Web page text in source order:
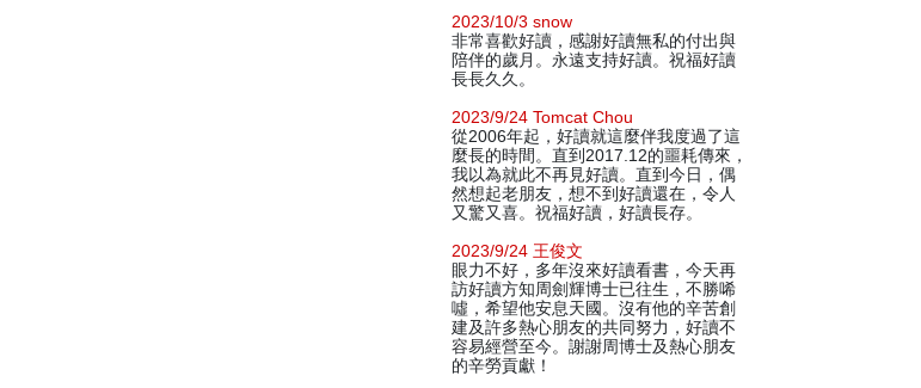
2023/10/3 snow
非常喜歡好讀，感謝好讀無私的付出與
陪伴的歲月。永遠支持好讀。祝福好讀
長長久久。
2023/9/24 Tomcat Chou
從2006年起，好讀就這麼伴我度過了這
麼長的時間。直到2017.12的噩耗傳來，
我以為就此不再見好讀。直到今日，偶
然想起老朋友，想不到好讀還在，令人
又驚又喜。祝福好讀，好讀長存。
2023/9/24 王俊文
眼力不好，多年沒來好讀看書，今天再
訪好讀方知周劍輝博士已往生，不勝唏
噓，希望他安息天國。沒有他的辛苦創
建及許多熱心朋友的共同努力，好讀不
容易經營至今。謝謝周博士及熱心朋友
的辛勞貢獻！